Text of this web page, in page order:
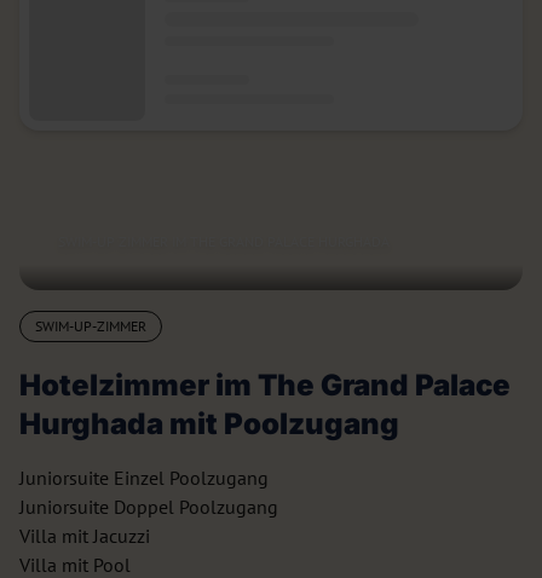
SWIM-UP-ZIMMER
Hotelzimmer im The Grand Palace
Hurghada mit Poolzugang
Juniorsuite Einzel Poolzugang
Juniorsuite Doppel Poolzugang
Villa mit Jacuzzi
Villa mit Pool